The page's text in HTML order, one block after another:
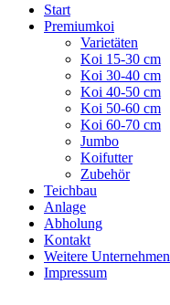
Start
Premiumkoi
Varietäten
Koi 15-30 cm
Koi 30-40 cm
Koi 40-50 cm
Koi 50-60 cm
Koi 60-70 cm
Jumbo
Koifutter
Zubehör
Teichbau
Anlage
Abholung
Kontakt
Weitere Unternehmen
Impressum